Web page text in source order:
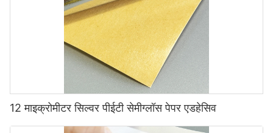
12 माइक्रोमीटर सिल्वर पीईटी सेमीग्लॉस पेपर एडहेसिव